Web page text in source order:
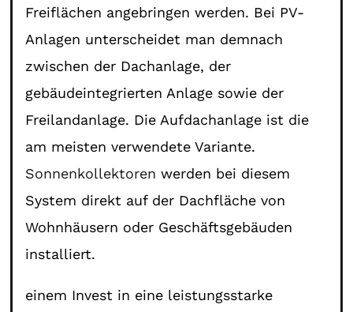
Freiflächen angebringen werden. Bei PV-
Anlagen unterscheidet man demnach
zwischen der Dachanlage, der
gebäudeintegrierten Anlage sowie der
Freilandanlage. Die Aufdachanlage ist die
am meisten verwendete Variante.
Sonnenkollektoren werden bei diesem
System direkt auf der Dachfläche von
Wohnhäusern oder Geschäftsgebäuden
installiert.
einem Invest in eine leistungsstarke